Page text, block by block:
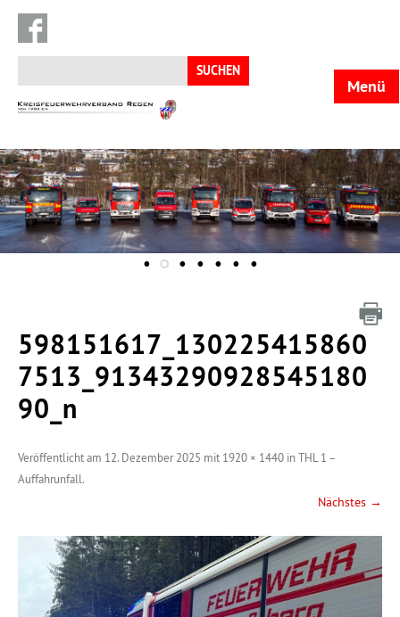
Suchen
nach:
KFV
Menü
598151617_130225415860
7513_91343290928545180
90_n
Veröffentlicht am 12. Dezember 2025 mit 1920 × 1440 inTHL 1 –
Auffahrunfall.
Nächstes →